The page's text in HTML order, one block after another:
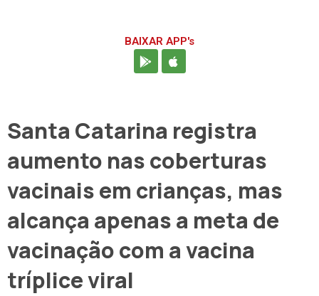
BAIXAR APP's
Santa Catarina registra
aumento nas coberturas
vacinais em crianças, mas
alcança apenas a meta de
vacinação com a vacina
tríplice viral